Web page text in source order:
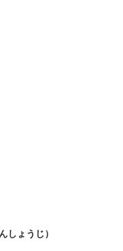
しょうじ）